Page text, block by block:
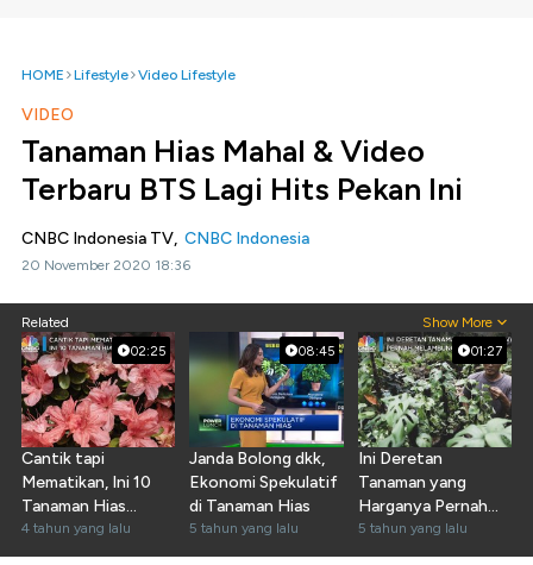
HOME Lifestyle Video Lifestyle
VIDEO
Tanaman Hias Mahal & Video
Terbaru BTS Lagi Hits Pekan Ini
CNBC Indonesia TV, CNBC Indonesia
20 November 2020 18:36
Related Show More
02:25
Cantik tapi
Mematikan, Ini 10
Tanaman Hias
Beracun
4 tahun yang lalu
08:45
Janda Bolong dkk,
Ekonomi Spekulatif
di Tanaman Hias
5 tahun yang lalu
01:27
Ini Deretan
Tanaman yang
Harganya Pernah
Melambung Lalu
Jatuh
5 tahun yang lalu